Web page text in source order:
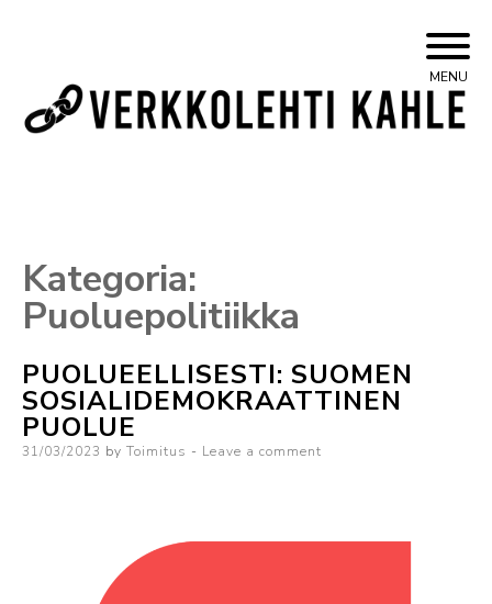
to
content
Kahle MENU
Kategoria:
Puoluepolitiikka
PUOLUEELLISESTI: SUOMEN
SOSIALIDEMOKRAATTINEN
PUOLUE
Posted
31/03/2023 by Toimitus Leave a comment